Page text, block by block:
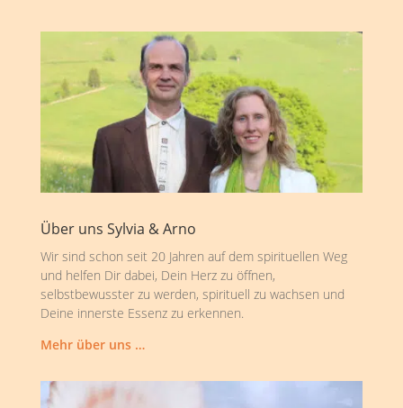
Über uns Sylvia & Arno
Wir sind schon seit 20 Jahren auf dem spirituellen Weg
und helfen Dir dabei, Dein Herz zu öffnen,
selbstbewusster zu werden, spirituell zu wachsen und
Deine innerste Essenz zu erkennen.
Mehr über uns …